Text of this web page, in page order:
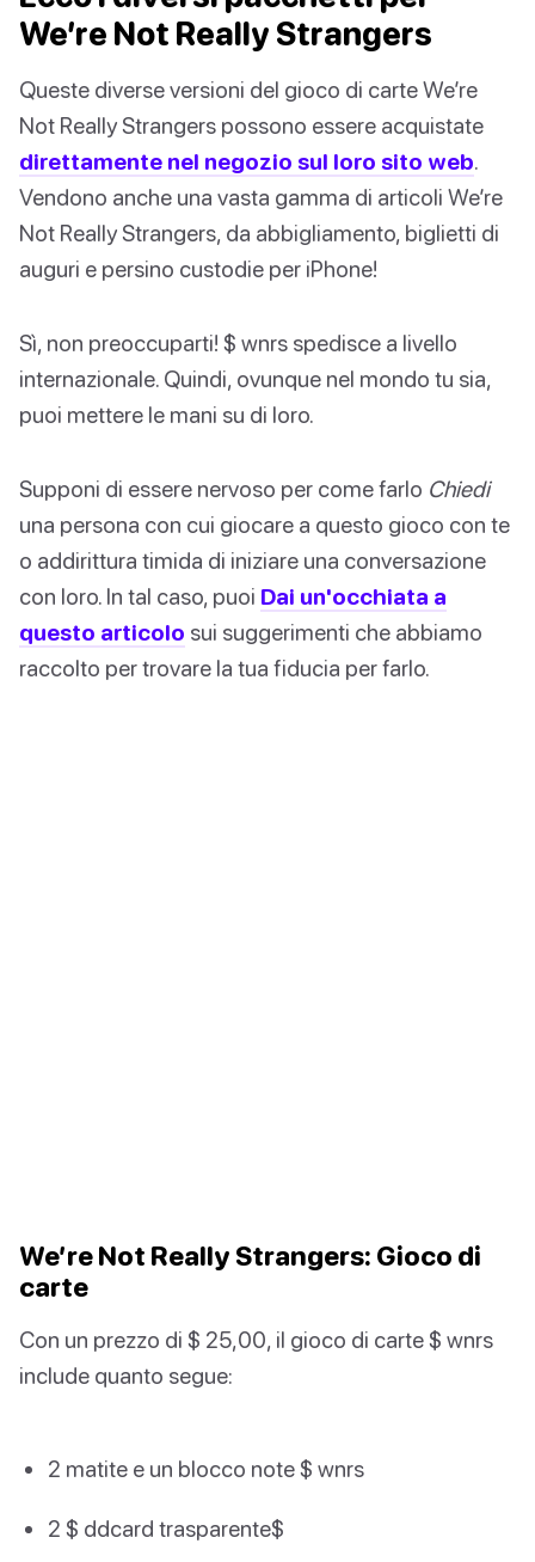
We’re Not Really Strangers
Queste diverse versioni del gioco di carte We’re
Not Really Strangers possono essere acquistate
direttamente nel negozio sul loro sito web.
Vendono anche una vasta gamma di articoli We’re
Not Really Strangers, da abbigliamento, biglietti di
auguri e persino custodie per iPhone!
Sì, non preoccuparti! $ wnrs spedisce a livello
internazionale. Quindi, ovunque nel mondo tu sia,
puoi mettere le mani su di loro.
Supponi di essere nervoso per come farlo Chiedi
una persona con cui giocare a questo gioco con te
o addirittura timida di iniziare una conversazione
con loro. In tal caso, puoi Dai un'occhiata a
questo articolo sui suggerimenti che abbiamo
raccolto per trovare la tua fiducia per farlo.
We’re Not Really Strangers: Gioco di
carte
Con un prezzo di $ 25,00, il gioco di carte $ wnrs
include quanto segue:
2 matite e un blocco note $ wnrs
2 $ ddcard trasparente$